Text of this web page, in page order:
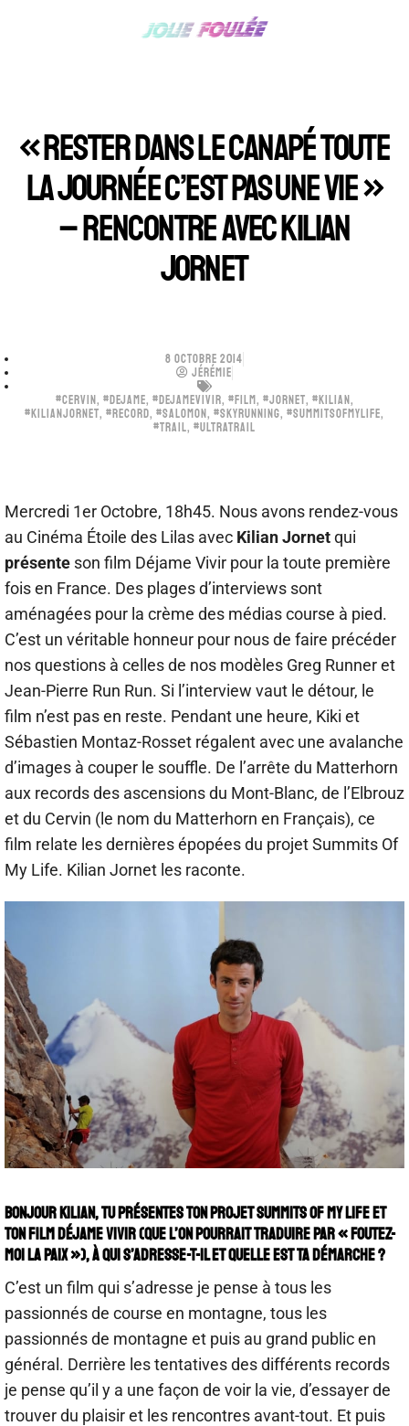
« RESTER DANS LE CANAPÉ TOUTE
LA JOURNÉE C’EST PAS UNE VIE »
– RENCONTRE AVEC KILIAN
JORNET
8 OCTOBRE 2014
JÉRÉMIE
#CERVIN, #DEJAME, #DEJAMEVIVIR, #FILM, #JORNET, #KILIAN,
#KILIANJORNET, #RECORD, #SALOMON, #SKYRUNNING, #SUMMITSOFMYLIFE,
#TRAIL, #ULTRATRAIL
Mercredi 1er Octobre, 18h45. Nous avons rendez-vous
au Cinéma Étoile des Lilas avec Kilian Jornetqui
présente son film Déjame Vivir pour la toute première
fois en France. Des plages d’interviews sont
aménagées pour la crème des médias course à pied.
C’est un véritable honneur pour nous de faire précéder
nos questions à celles de nos modèles Greg Runner et
Jean-Pierre Run Run. Si l’interview vaut le détour, le
film n’est pas en reste. Pendant une heure, Kiki et
Sébastien Montaz-Rosset régalent avec une avalanche
d’images à couper le souffle. De l’arrête du Matterhorn
aux records des ascensions du Mont-Blanc, de l’Elbrouz
et du Cervin (le nom du Matterhorn en Français), ce
film relate les dernières épopées du projet Summits Of
My Life. Kilian Jornet les raconte.
Bonjour Kilian, tu présentes ton projet Summits Of My Life et
ton film Déjame Vivir (que l’on pourrait traduire par « Foutez-
moi la paix »), à qui s’adresse-t-il et quelle est ta démarche ?
C’est un film qui s’adresse je pense à tous les
passionnés de course en montagne, tous les
passionnés de montagne et puis au grand public en
général. Derrière les tentatives des différents records
je pense qu’il y a une façon de voir la vie, d’essayer de
trouver du plaisir et les rencontres avant-tout. Et puis